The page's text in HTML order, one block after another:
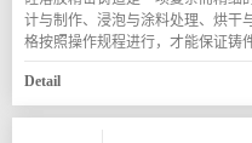
计与制作、浸泡与涂料处理、烘干
格按照操作规程进行，才能保证铸
Detail